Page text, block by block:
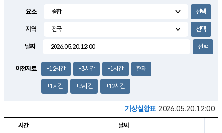
3.0m/s
요소
지역
날짜
이전자료 -12시간 -3시간 -1시간 현재
+1시간 +3시간 +12시간
기상실황표 2026.05.20.12:00
시간 날씨